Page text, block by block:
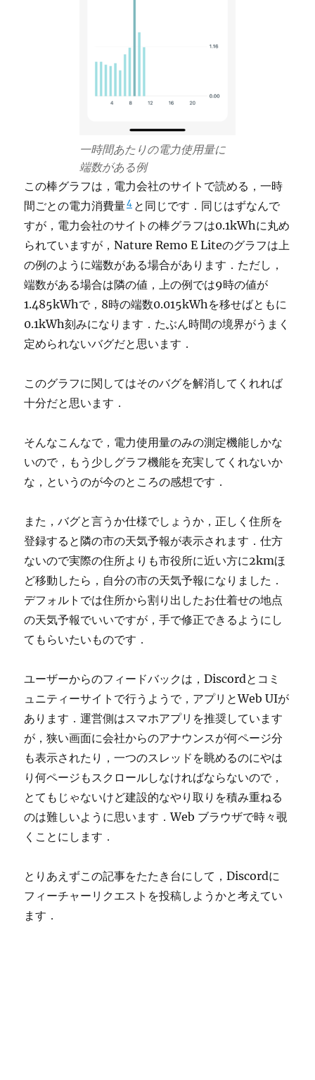
一時間あたりの電力使用量に
端数がある例
この棒グラフは，電力会社のサイトで読める，一時
間ごとの電力消費量4 と同じです．同じはずなんで
すが，電力会社のサイトの棒グラフは0.1kWhに丸め
られていますが，Nature Remo E Liteのグラフは上
の例のように端数がある場合があります．ただし，
端数がある場合は隣の値，上の例では9時の値が
1.485kWhで，8時の端数0.015kWhを移せばともに
0.1kWh刻みになります．たぶん時間の境界がうまく
定められないバグだと思います．
このグラフに関してはそのバグを解消してくれれば
十分だと思います．
そんなこんなで，電力使用量のみの測定機能しかな
いので，もう少しグラフ機能を充実してくれないか
な，というのが今のところの感想です．
また，バグと言うか仕様でしょうか，正しく住所を
登録すると隣の市の天気予報が表示されます．仕方
ないので実際の住所よりも市役所に近い方に2kmほ
ど移動したら，自分の市の天気予報になりました．
デフォルトでは住所から割り出したお仕着せの地点
の天気予報でいいですが，手で修正できるようにし
てもらいたいものです．
ユーザーからのフィードバックは，Discordとコミ
ュニティーサイトで行うようで，アプリとWeb UIが
あります．運営側はスマホアプリを推奨しています
が，狭い画面に会社からのアナウンスが何ページ分
も表示されたり，一つのスレッドを眺めるのにやは
り何ページもスクロールしなければならないので，
とてもじゃないけど建設的なやり取りを積み重ねる
のは難しいように思います．Web ブラウザで時々覗
くことにします．
とりあえずこの記事をたたき台にして，Discordに
フィーチャーリクエストを投稿しようかと考えてい
ます．